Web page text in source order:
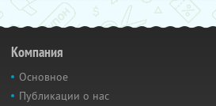
Компания
Основное
Публикации о нас